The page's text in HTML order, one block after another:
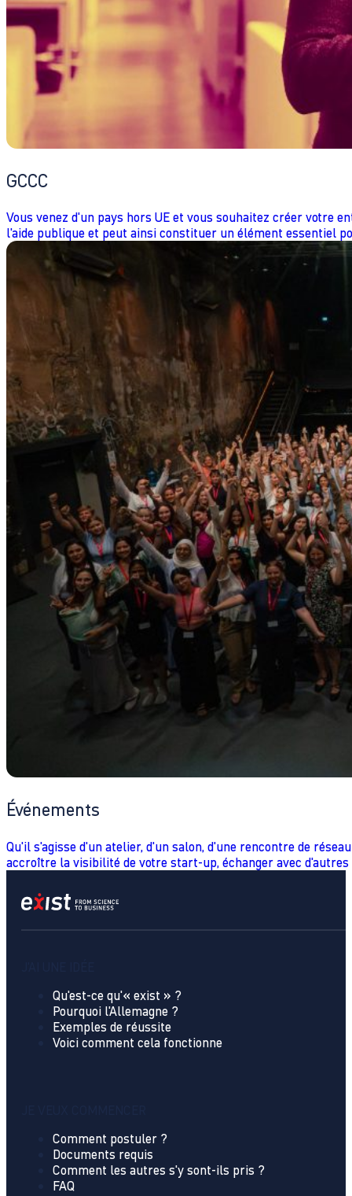
GCCC
Vous venez d'un pays hors UE et vous souhaitez créer votre
l'aide publique et peut ainsi constituer un élément essentiel
Événements
Qu'il s'agisse d'un atelier, d'un salon, d'une rencontre de
accroître la visibilité de votre start-up, échanger avec
Qu'est-ce qu'« exist » ?
Pourquoi l'Allemagne ?
Exemples de réussite
Voici comment cela fonctionne
Comment postuler ?
Documents requis
Comment les autres s'y sont-ils pris ?
FAQ